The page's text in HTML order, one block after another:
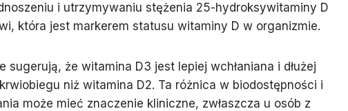
i utrzymywaniu stężenia 25-hydroksywitaminy D
która jest markerem statusu witaminy D w organizmie.
sugerują, że witamina D3 jest lepiej wchłaniana i dłużej
niż witamina D2. Ta różnica w biodostępności i
może mieć znaczenie kliniczne, zwłaszcza u osób z